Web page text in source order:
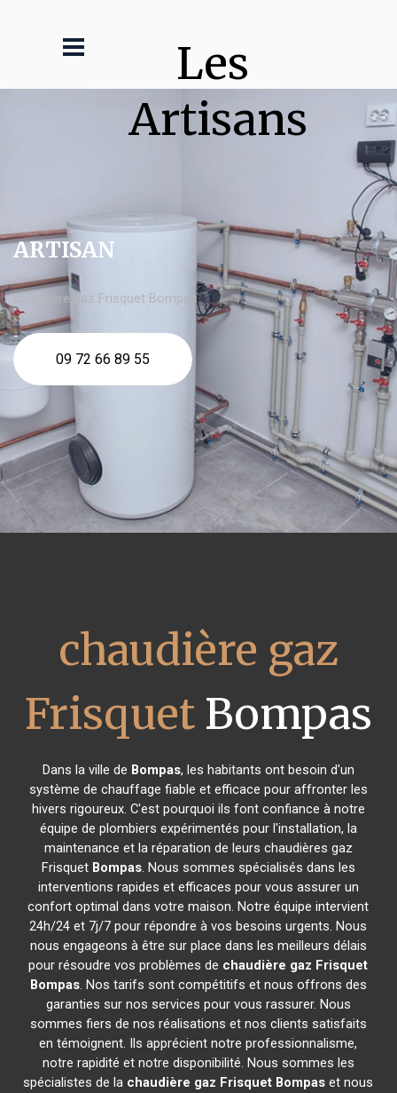
Les
Artisans
ARTISAN
chaudière gaz Frisquet Bompas
09 72 66 89 55
chaudière gaz
FrisquetBompas
Dans la ville de Bompas, les habitants ont besoin d'un
système de chauffage fiable et efficace pour affronter les
hivers rigoureux. C'est pourquoi ils font confiance à notre
équipe de plombiers expérimentés pour l'installation, la
maintenance et la réparation de leurs chaudières gaz
Frisquet Bompas. Nous sommes spécialisés dans les
interventions rapides et efficaces pour vous assurer un
confort optimal dans votre maison. Notre équipe intervient
24h/24 et 7j/7 pour répondre à vos besoins urgents. Nous
nous engageons à être sur place dans les meilleurs délais
pour résoudre vos problèmes de chaudière gaz Frisquet
Bompas. Nos tarifs sont compétitifs et nous offrons des
garanties sur nos services pour vous rassurer. Nous
sommes fiers de nos réalisations et nos clients satisfaits
en témoignent. Ils apprécient notre professionnalisme,
notre rapidité et notre disponibilité. Nous sommes les
spécialistes de la chaudière gaz Frisquet Bompas et nous